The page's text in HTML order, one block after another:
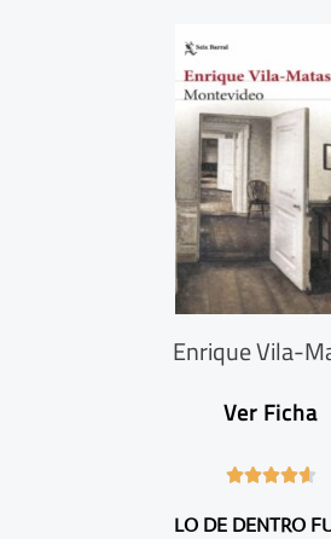
Enrique Vila-
Ver Ficha
4
6
LO DE DENTRO